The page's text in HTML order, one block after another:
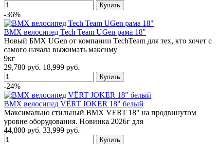
-36%
BMX велосипед Tech Team UGen рама 18"
Новый БМХ UGen от компании TechTeam для тех, кто хочет с
самого начала выжимать максиму
9кг
29,780 руб. 18,999 руб.
-24%
BMX велосипед VЁRT JOKER 18" белый
Максимально стильный BMX VERT 18" на продвинутом
уровне оборудования. Новинка 2026г для
44,800 руб. 33,999 руб.